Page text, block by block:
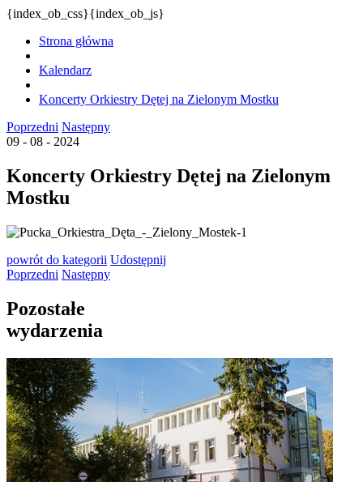
{index_ob_css}{index_ob_js}
Strona główna
Kalendarz
Koncerty Orkiestry Dętej na Zielonym Mostku
Poprzedni Następny
09 - 08 - 2024
Koncerty Orkiestry Dętej na Zielonym
Mostku
powrót do kategorii Udostępnij
Poprzedni Następny
Pozostałe
wydarzenia